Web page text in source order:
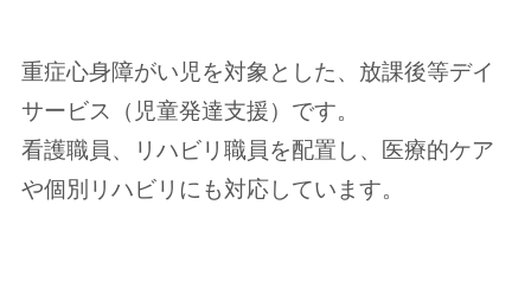
重症心身障がい児を対象とした、放課後等デイ
サービス（児童発達支援）です。
看護職員、リハビリ職員を配置し、医療的ケア
や個別リハビリにも対応しています。